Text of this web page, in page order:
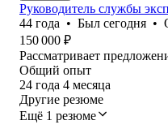
Руководитель службы
44 года • Был сегодня •
150 000 ₽
Рассматривает
Общий опыт
24 года 4 месяца
Другие резюме
Ещё 1 резюме